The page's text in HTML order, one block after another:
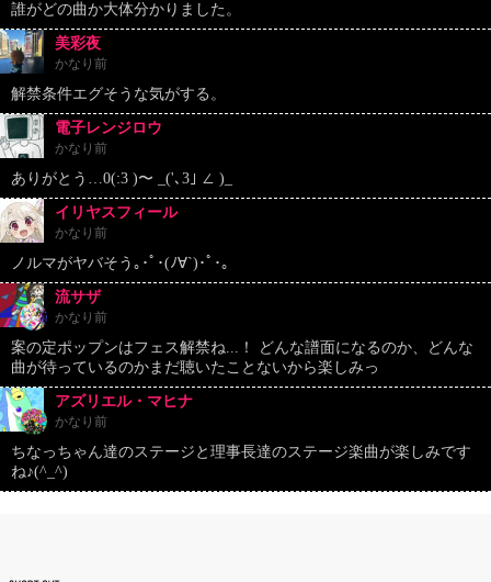
誰がどの曲か大体分かりました。
美彩夜
かなり前
解禁条件エグそうな気がする。
電子レンジロウ
かなり前
ありがとう…0(:3 )〜 _('､3｣ ∠ )_
イリヤスフィール
かなり前
ノルマがヤバそう｡･ﾟ･(ﾉ∀`)･ﾟ･｡
流サザ
かなり前
案の定ポップンはフェス解禁ね...！ どんな譜面になるのか、どんな
曲が待っているのかまだ聴いたことないから楽しみっ
アズリエル・マヒナ
かなり前
ちなっちゃん達のステージと理事長達のステージ楽曲が楽しみです
ね♪(^_^)